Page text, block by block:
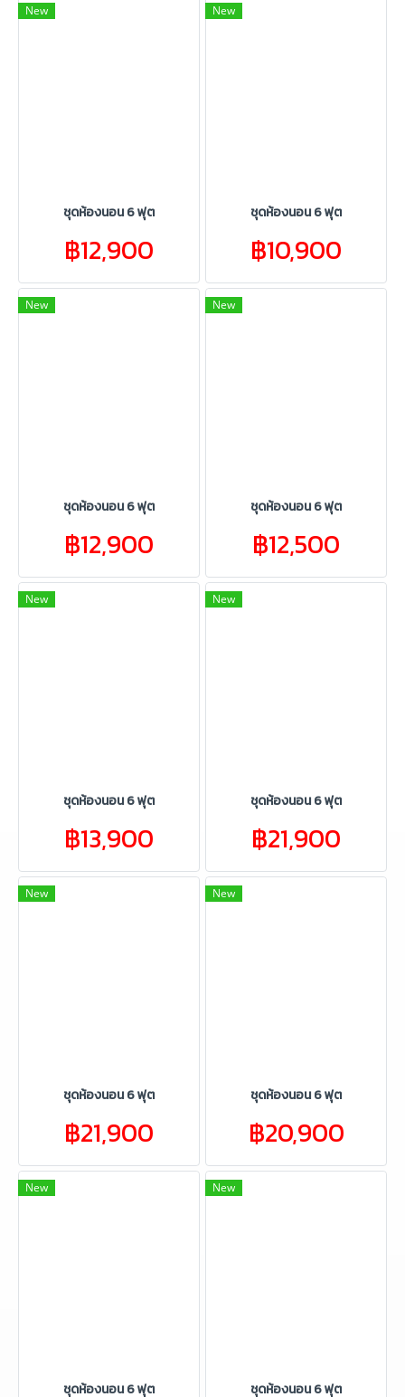
New
ชุดห้องนอน 6 ฟุต
฿12,900
New
ชุดห้องนอน 6 ฟุต
฿10,900
New
ชุดห้องนอน 6 ฟุต
฿12,900
New
ชุดห้องนอน 6 ฟุต
฿12,500
New
ชุดห้องนอน 6 ฟุต
฿13,900
New
ชุดห้องนอน 6 ฟุต
฿21,900
New
ชุดห้องนอน 6 ฟุต
฿21,900
New
ชุดห้องนอน 6 ฟุต
฿20,900
New
ชุดห้องนอน 6 ฟุต
New
ชุดห้องนอน 6 ฟุต